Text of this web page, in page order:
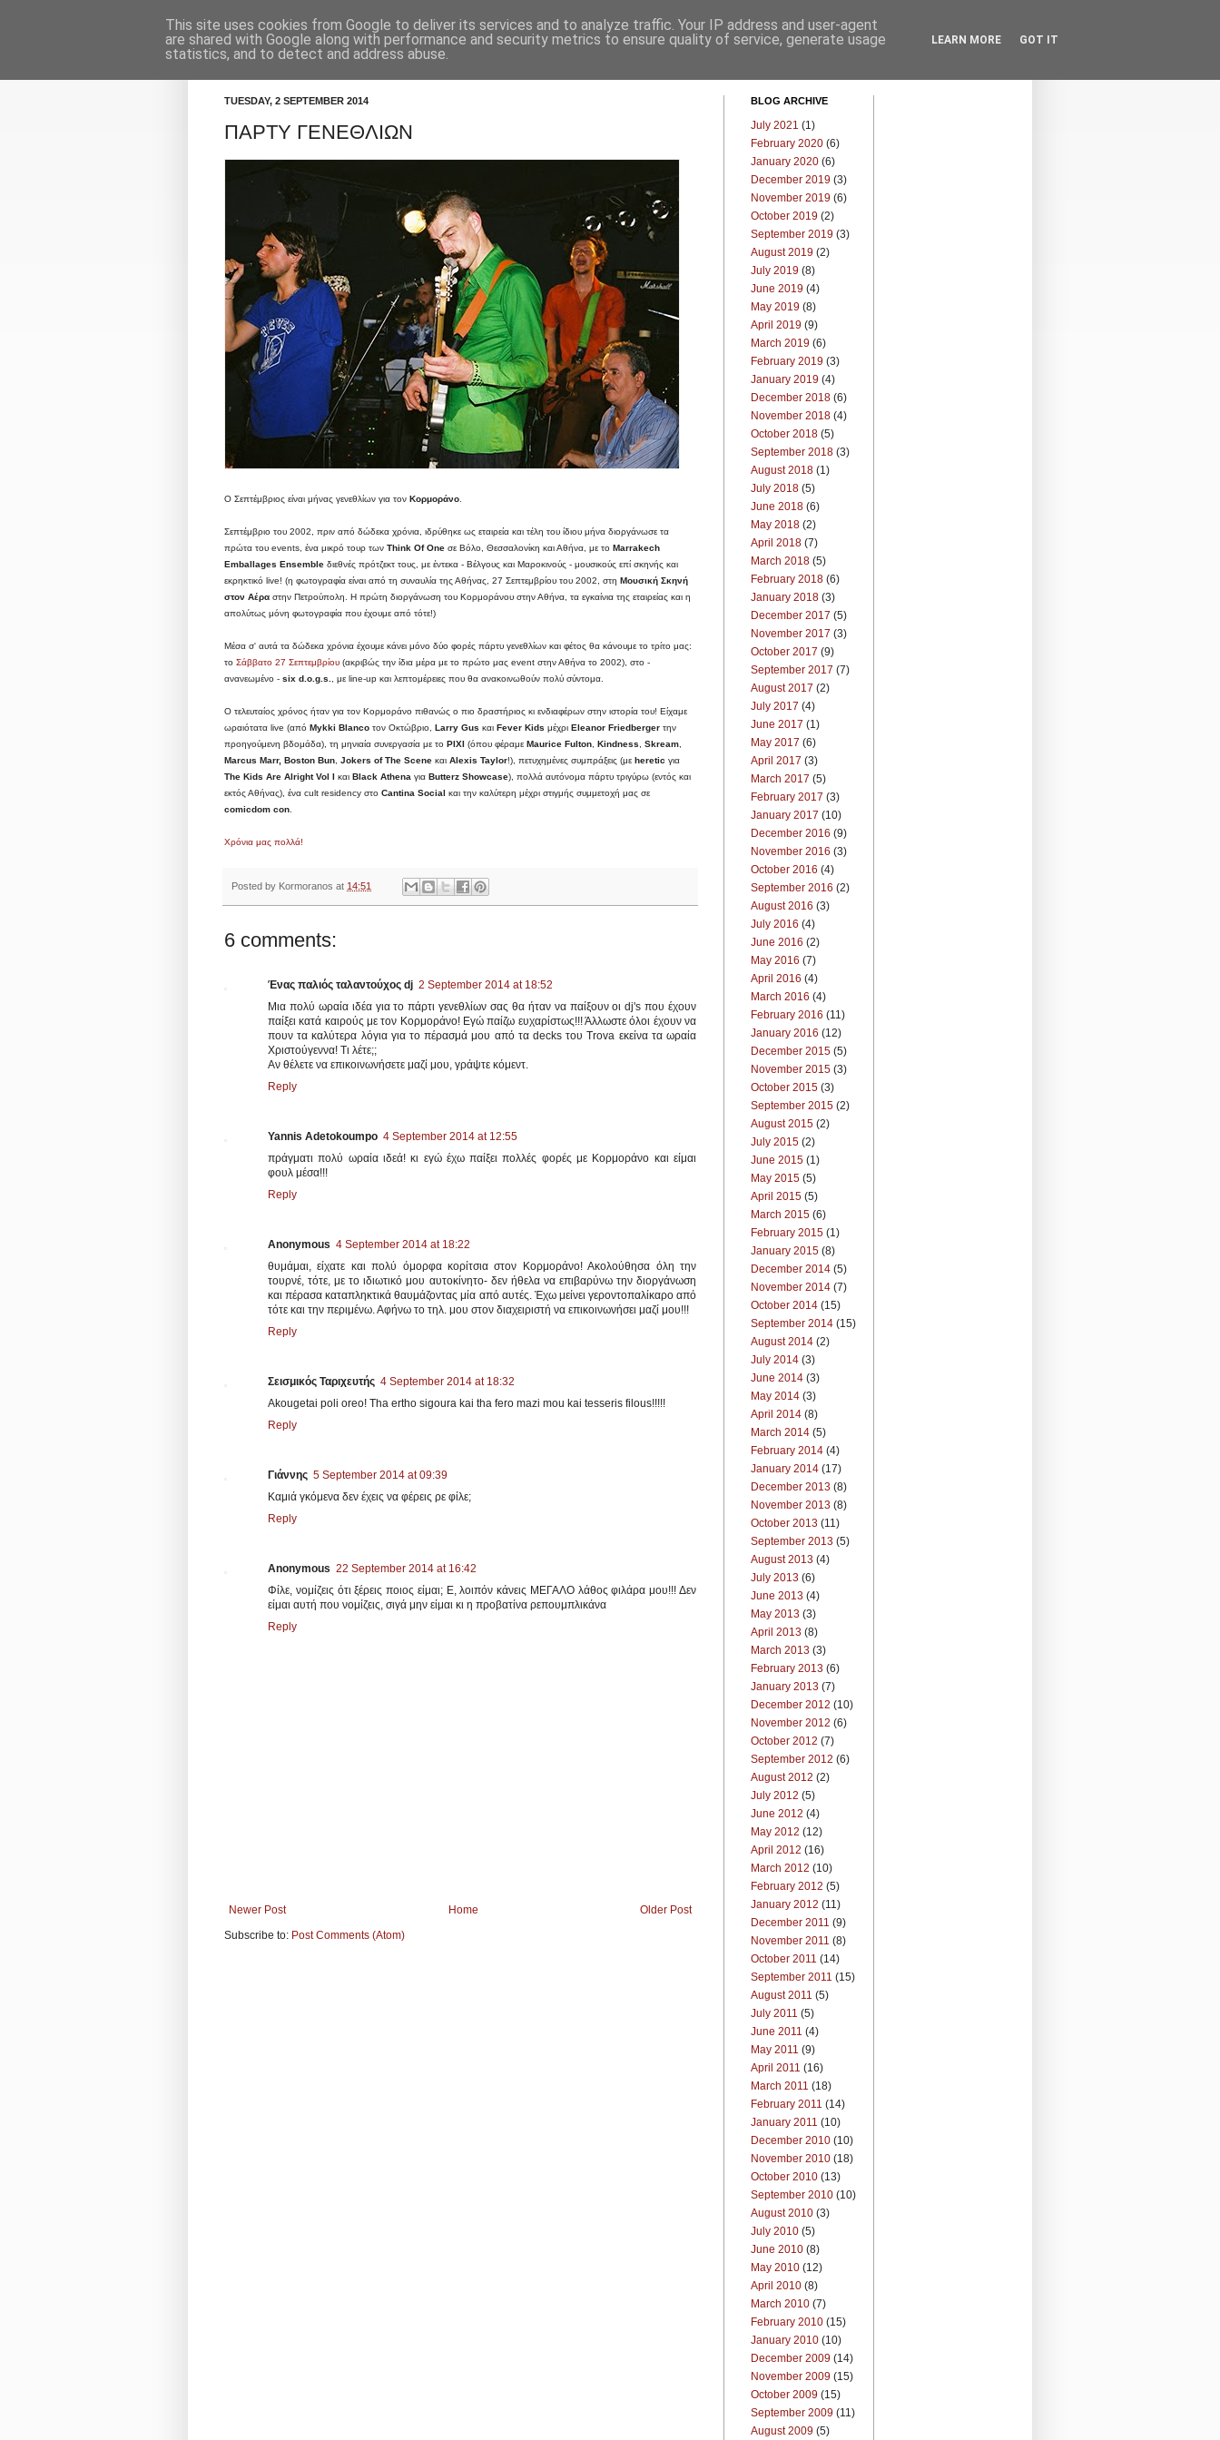
Κορμοράνος Πρόγραμμα Επικοινωνία Μπλογκ
TUESDAY, 2 SEPTEMBER 2014
ΠΑΡΤΥ ΓΕΝΕΘΛΙΩΝ
Ο Σεπτέμβριος είναι μήνας γενεθλίων για τον Κορμοράνο.
Σεπτέμβριο του 2002, πριν από δώδεκα χρόνια, ιδρύθηκε ως εταιρεία και τέλη του ίδιου μήνα διοργάνωσε τα
πρώτα του events, ένα μικρό τουρ των Think Of One σε Βόλο, Θεσσαλονίκη και Αθήνα, με το Marrakech
Emballages Ensemble διεθνές πρότζεκτ τους, με έντεκα - Βέλγους και Μαροκινούς - μουσικούς επί σκηνής και
εκρηκτικό live! (η φωτογραφία είναι από τη συναυλία της Αθήνας, 27 Σεπτεμβρίου του 2002, στη Μουσική Σκηνή
στον Αέρα στην Πετρούπολη. Η πρώτη διοργάνωση του Κορμοράνου στην Αθήνα, τα εγκαίνια της εταιρείας και η
απολύτως μόνη φωτογραφία που έχουμε από τότε!)
Μέσα σ' αυτά τα δώδεκα χρόνια έχουμε κάνει μόνο δύο φορές πάρτυ γενεθλίων και φέτος θα κάνουμε το τρίτο μας:
το Σάββατο 27 Σεπτεμβρίου (ακριβώς την ίδια μέρα με το πρώτο μας event στην Αθήνα το 2002), στο -
ανανεωμένο - six d.o.g.s., με line-up και λεπτομέρειες που θα ανακοινωθούν πολύ σύντομα.
Ο τελευταίος χρόνος ήταν για τον Κορμοράνο πιθανώς ο πιο δραστήριος κι ενδιαφέρων στην ιστορία του! Είχαμε
ωραιότατα live (από Mykki Blanco τον Οκτώβριο, Larry Gus και Fever Kids μέχρι Eleanor Friedberger την
προηγούμενη βδομάδα), τη μηνιαία συνεργασία με το PIXI (όπου φέραμε Maurice Fulton, Kindness, Skream,
Marcus Marr, Boston Bun, Jokers of The Scene και Alexis Taylor!), πετυχημένες συμπράξεις (με heretic για
The Kids Are Alright Vol I και Black Athena για Butterz Showcase), πολλά αυτόνομα πάρτυ τριγύρω (εντός και
εκτός Αθήνας), ένα cult residency στο Cantina Social και την καλύτερη μέχρι στιγμής συμμετοχή μας σε
comicdom con.
Χρόνια μας πολλά!
Posted by Kormoranos at 14:51
6 comments:
Ένας παλιός ταλαντούχος dj 2 September 2014 at 18:52
Μια πολύ ωραία ιδέα για το πάρτι γενεθλίων σας θα ήταν να παίξουν οι dj's που έχουν
παίξει κατά καιρούς με τον Κορμοράνο! Εγώ παίζω ευχαρίστως!!! Άλλωστε όλοι έχουν να
πουν τα καλύτερα λόγια για το πέρασμά μου από τα decks του Trova εκείνα τα ωραία
Χριστούγεννα! Τι λέτε;;
Αν θέλετε να επικοινωνήσετε μαζί μου, γράψτε κόμεντ.
Reply
Yannis Adetokoumpo 4 September 2014 at 12:55
πράγματι πολύ ωραία ιδεά! κι εγώ έχω παίξει πολλές φορές με Κορμοράνο και είμαι
φουλ μέσα!!!
Reply
Anonymous 4 September 2014 at 18:22
θυμάμαι, είχατε και πολύ όμορφα κορίτσια στον Κορμοράνο! Ακολούθησα όλη την
τουρνέ, τότε, με το ιδιωτικό μου αυτοκίνητο- δεν ήθελα να επιβαρύνω την διοργάνωση
και πέρασα καταπληκτικά θαυμάζοντας μία από αυτές. Έχω μείνει γεροντοπαλίκαρο από
τότε και την περιμένω. Αφήνω το τηλ. μου στον διαχειριστή να επικοινωνήσει μαζί μου!!!
Reply
Σεισμικός Ταριχευτής 4 September 2014 at 18:32
Akougetai poli oreo! Tha ertho sigoura kai tha fero mazi mou kai tesseris filous!!!!!
Reply
Γιάννης 5 September 2014 at 09:39
Καμιά γκόμενα δεν έχεις να φέρεις ρε φίλε;
Reply
Anonymous 22 September 2014 at 16:42
Φίλε, νομίζεις ότι ξέρεις ποιος είμαι; Ε, λοιπόν κάνεις ΜΕΓΑΛΟ λάθος φιλάρα μου!!! Δεν
είμαι αυτή που νομίζεις, σιγά μην είμαι κι η προβατίνα ρεπουμπλικάνα
Reply
Newer Post Older Post
Home
Subscribe to: Post Comments (Atom)
BLOG ARCHIVE
July 2021 (1)
February 2020 (6)
January 2020 (6)
December 2019 (3)
November 2019 (6)
October 2019 (2)
September 2019 (3)
August 2019 (2)
July 2019 (8)
June 2019 (4)
May 2019 (8)
April 2019 (9)
March 2019 (6)
February 2019 (3)
January 2019 (4)
December 2018 (6)
November 2018 (4)
October 2018 (5)
September 2018 (3)
August 2018 (1)
July 2018 (5)
June 2018 (6)
May 2018 (2)
April 2018 (7)
March 2018 (5)
February 2018 (6)
January 2018 (3)
December 2017 (5)
November 2017 (3)
October 2017 (9)
September 2017 (7)
August 2017 (2)
July 2017 (4)
June 2017 (1)
May 2017 (6)
April 2017 (3)
March 2017 (5)
February 2017 (3)
January 2017 (10)
December 2016 (9)
November 2016 (3)
October 2016 (4)
September 2016 (2)
August 2016 (3)
July 2016 (4)
June 2016 (2)
May 2016 (7)
April 2016 (4)
March 2016 (4)
February 2016 (11)
January 2016 (12)
December 2015 (5)
November 2015 (3)
October 2015 (3)
September 2015 (2)
August 2015 (2)
July 2015 (2)
June 2015 (1)
May 2015 (5)
April 2015 (5)
March 2015 (6)
February 2015 (1)
January 2015 (8)
December 2014 (5)
November 2014 (7)
October 2014 (15)
September 2014 (15)
August 2014 (2)
July 2014 (3)
June 2014 (3)
May 2014 (3)
April 2014 (8)
March 2014 (5)
February 2014 (4)
January 2014 (17)
December 2013 (8)
November 2013 (8)
October 2013 (11)
September 2013 (5)
August 2013 (4)
July 2013 (6)
June 2013 (4)
May 2013 (3)
April 2013 (8)
March 2013 (3)
February 2013 (6)
January 2013 (7)
December 2012 (10)
November 2012 (6)
October 2012 (7)
September 2012 (6)
August 2012 (2)
July 2012 (5)
June 2012 (4)
May 2012 (12)
April 2012 (16)
March 2012 (10)
February 2012 (5)
January 2012 (11)
December 2011 (9)
November 2011 (8)
October 2011 (14)
September 2011 (15)
August 2011 (5)
July 2011 (5)
June 2011 (4)
May 2011 (9)
April 2011 (16)
March 2011 (18)
February 2011 (14)
January 2011 (10)
December 2010 (10)
November 2010 (18)
October 2010 (13)
September 2010 (10)
August 2010 (3)
July 2010 (5)
June 2010 (8)
May 2010 (12)
April 2010 (8)
March 2010 (7)
February 2010 (15)
January 2010 (10)
December 2009 (14)
November 2009 (15)
October 2009 (15)
September 2009 (11)
August 2009 (5)
This site uses cookies from Google to deliver its services and to analyze traffic. Your IP address and user-agent
are shared with Google along with performance and security metrics to ensure quality of service, generate usage
statistics, and to detect and address abuse.
LEARN MORE GOT IT